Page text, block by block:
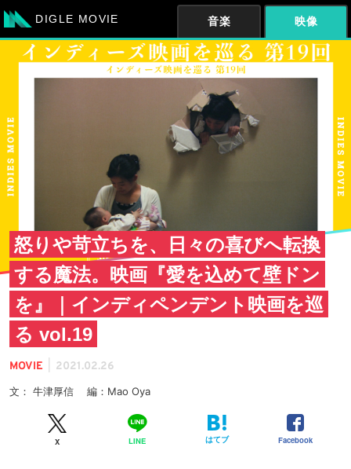
DIGLE MOVIE 音楽 映像
怒りや苛立ちを、日々の喜びへ転換
する魔法。映画『愛を込めて壁ドン
を』｜インディペンデント映画を巡
る vol.19
MOVIE 2021.02.26
文： 牛津厚信 編：Mao Oya
X LINE はてブ Facebook